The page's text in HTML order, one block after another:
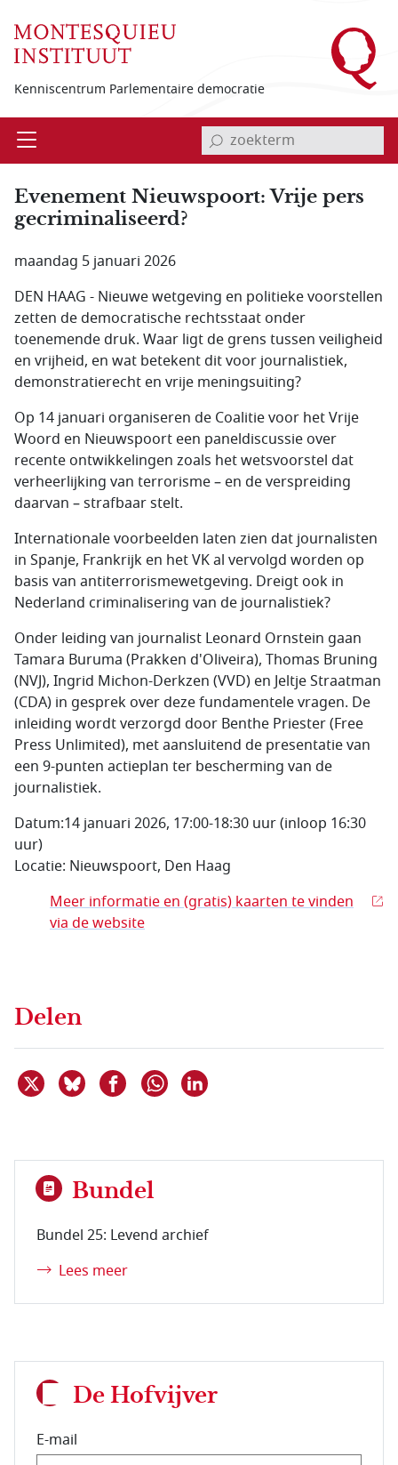
Kenniscentrum Parlementaire democratie
Open invoerveld zoekterm
Evenement Nieuwspoort: Vrije pers
gecriminaliseerd?
maandag 5 januari 2026
DEN HAAG - Nieuwe wetgeving en politieke voorstellen
zetten de democratische rechtsstaat onder
toenemende druk. Waar ligt de grens tussen veiligheid
en vrijheid, en wat betekent dit voor journalistiek,
demonstratierecht en vrije meningsuiting?
Op 14 januari organiseren de Coalitie voor het Vrije
Woord en Nieuwspoort een paneldiscussie over
recente ontwikkelingen zoals het wetsvoorstel dat
verheerlijking van terrorisme – en de verspreiding
daarvan – strafbaar stelt.
Internationale voorbeelden laten zien dat journalisten
in Spanje, Frankrijk en het VK al vervolgd worden op
basis van antiterrorismewetgeving. Dreigt ook in
Nederland criminalisering van de journalistiek?
Onder leiding van journalist Leonard Ornstein gaan
Tamara Buruma (Prakken d'Oliveira), Thomas Bruning
(NVJ), Ingrid Michon-Derkzen (VVD) en Jeltje Straatman
(CDA) in gesprek over deze fundamentele vragen. De
inleiding wordt verzorgd door Benthe Priester (Free
Press Unlimited), met aansluitend de presentatie van
een 9-punten actieplan ter bescherming van de
journalistiek.
Datum:14 januari 2026, 17:00-18:30 uur (inloop 16:30
uur)
Locatie: Nieuwspoort, Den Haag
Meer informatie en (gratis) kaarten te vinden
via de website
Delen
Deel dit item op X
Deel dit item op Bluesky
Deel dit item op Facebook
Delen via WhatsApp
Bundel
Bundel 25: Levend archief
Lees meer
De Hofvijver
E-mail